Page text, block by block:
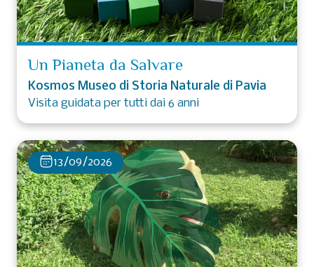
Un Pianeta da Salvare
Kosmos Museo di Storia Naturale di Pavia
Visita guidata per tutti dai 6 anni
13/09/2026